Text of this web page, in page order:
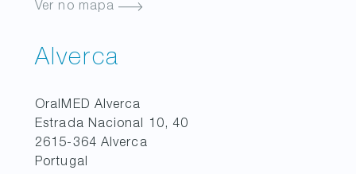
Ver no mapa
Alverca
OralMED Alverca
Estrada Nacional 10, 40
2615-364 Alverca
Portugal